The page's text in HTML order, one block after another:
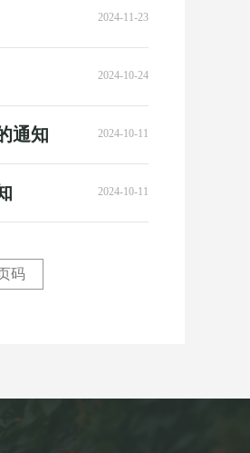
2024-11-23
2024-10-24
通知 2024-10-11
2024-10-11